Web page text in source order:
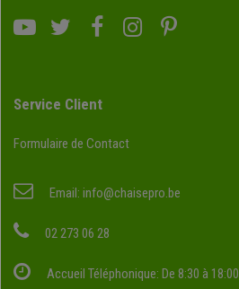
Service Client
Formulaire de Contact
Email: info@chaisepro.be
02 273 06 28
Accueil Téléphonique: De 8:30 à 18:00